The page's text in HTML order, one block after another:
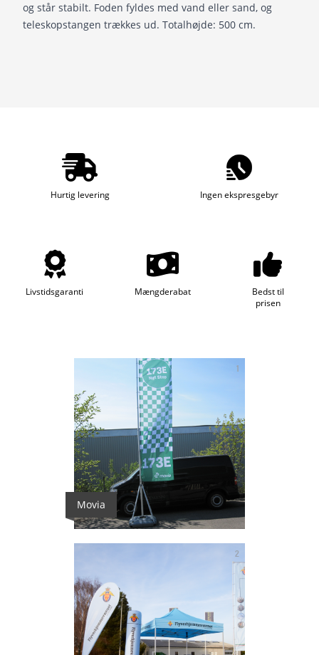
og står stabilt. Foden fyldes med vand eller sand, og
teleskopstangen trækkes ud. Totalhøjde: 500 cm.
Hurtig levering Ingen ekspresgebyr
Livstidsgaranti Mængderabat
Bedst til
prisen
1
Movia
2